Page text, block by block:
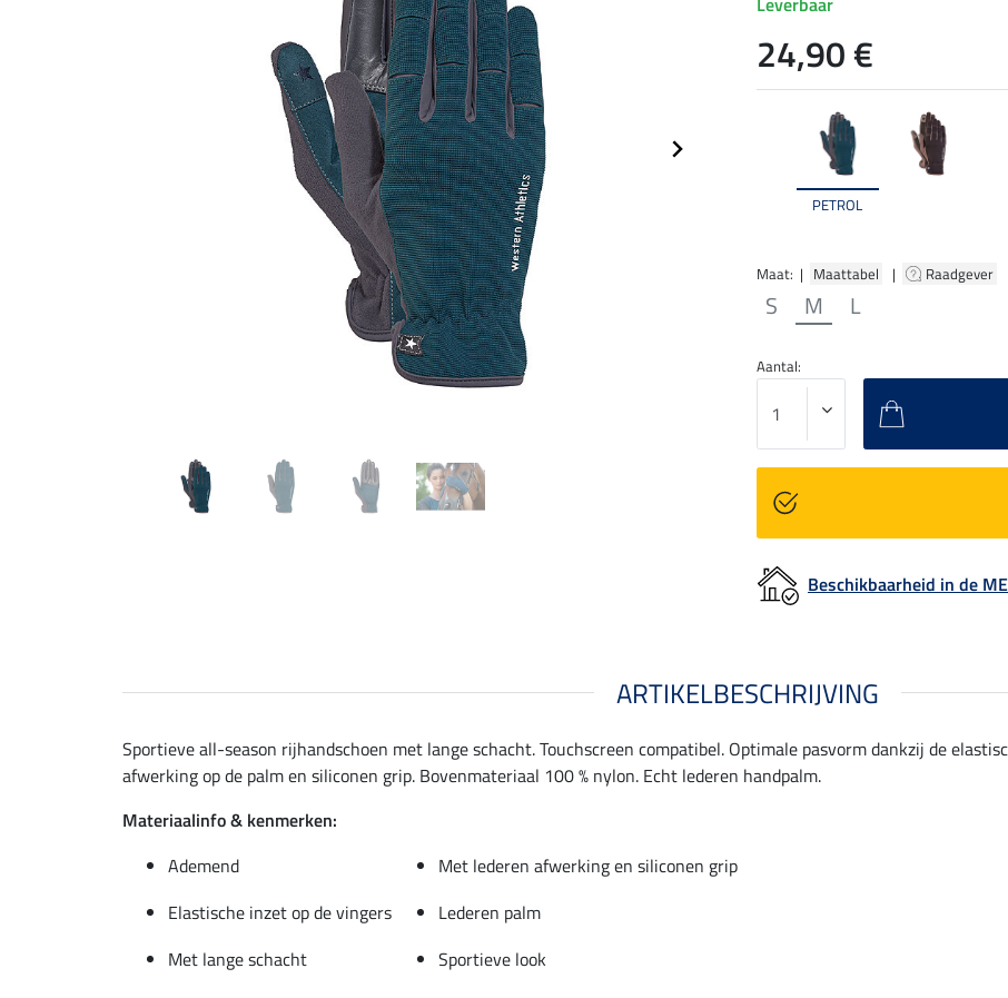
PETROL
Maat: | Maattabel | Raadgever
S M L
24,90 €
Aantal:
Beschikbaarheid in de
ARTIKELBESCHRIJVING
Sportieve all-season rijhandschoen met lange schacht. Touchscreen compatibel. Optimale pasvorm dankzij de
afwerking op de palm en siliconen grip. Bovenmateriaal 100 % nylon. Echt lederen handpalm.
Materiaalinfo & kenmerken:
Ademend
Met lederen afwerking en siliconen grip
Elastische inzet op de vingers
Lederen palm
Met lange schacht
Sportieve look